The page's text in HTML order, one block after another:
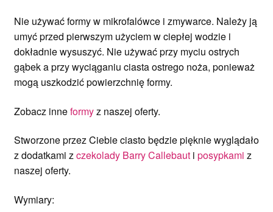
Nie używać formy w mikrofalówce i zmywarce. Należy ją
umyć przed pierwszym użyciem w ciepłej wodzie i
dokładnie wysuszyć. Nie używać przy myciu ostrych
gąbek a przy wyciąganiu ciasta ostrego noża, ponieważ
mogą uszkodzić powierzchnię formy.
Zobacz inneformyz naszej oferty.
Stworzone przez Ciebie ciasto będzie pięknie wyglądało
z dodatkami zczekolady Barry Callebauti posypkami z
naszej oferty.
Wymiary: